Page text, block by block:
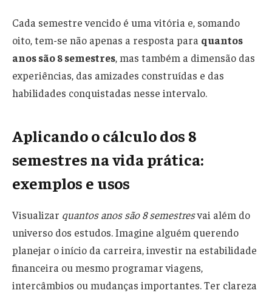
Cada semestre vencido é uma vitória e, somando
oito, tem-se não apenas a resposta para quantos
anos são 8 semestres, mas também a dimensão das
experiências, das amizades construídas e das
habilidades conquistadas nesse intervalo.
Aplicando o cálculo dos 8
semestres na vida prática:
exemplos e usos
Visualizar quantos anos são 8 semestresvai além do
universo dos estudos. Imagine alguém querendo
planejar o início da carreira, investir na estabilidade
financeira ou mesmo programar viagens,
intercâmbios ou mudanças importantes. Ter clareza